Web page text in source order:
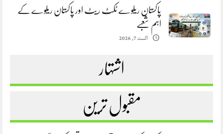
پاکستان ریلوے ٹکٹ ریٹ اور پاکستان ریلوے کے
اہم شعبے
اگست 7, 2026
اشتہار
مقبول ترین